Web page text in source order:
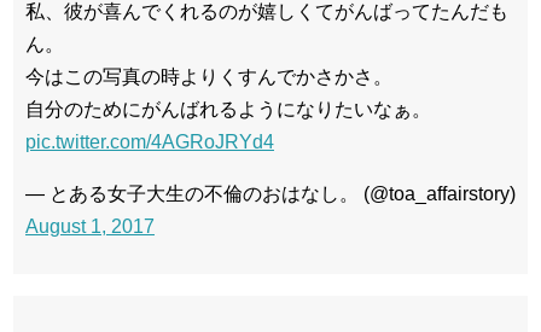
私、彼が喜んでくれるのが嬉しくてがんばってたんだも
ん。
今はこの写真の時よりくすんでかさかさ。
自分のためにがんばれるようになりたいなぁ。
pic.twitter.com/4AGRoJRYd4
— とある女子大生の不倫のおはなし。 (@toa_affairstory)
August 1, 2017